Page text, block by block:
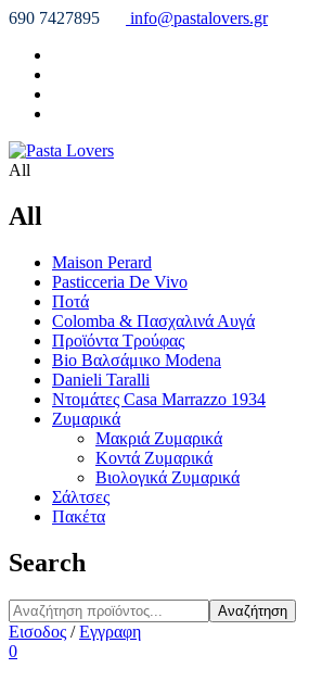
690 7427895 info@pastalovers.gr
All
All
Maison Perard
Pasticceria De Vivo
Ποτά
Colomba & Πασχαλινά Αυγά
Προϊόντα Τρούφας
Bio Βαλσάμικο Modena
Danieli Taralli
Ντομάτες Casa Marrazzo 1934
Ζυμαρικά
Μακριά Ζυμαρικά
Κοντά Ζυμαρικά
Βιολογικά Ζυμαρικά
Σάλτσες
Πακέτα
Search
Αναζήτηση
Εισοδος /Εγγραφη
0